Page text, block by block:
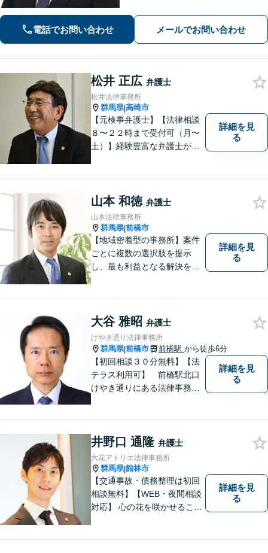
を展開します【高崎駅徒歩15分】
電話でお問い合わせ メールでお問い合わせ
松井 正広 弁護士
松井法律事務所
群馬県|高崎市
【元検事弁護士】【法律相談
８〜２２時まで受付可（月〜
土）】経験豊富な弁護士が事
自主性を尊重し、的確に対応
致します。
詳細を見
る
山本 和徳 弁護士
山本法律事務所
群馬県|前橋市
【地域密着型の事務所】案件
ごとに複数の選択肢を提示
し、最も利益となる解決を目
件・労働問題など、幅広い事
案に対応。高崎・前橋・太
田・伊勢崎などからのご相談
も可能です
詳細を見
る
大谷 雅昭 弁護士
けやき通り法律事務所
群馬県|前橋市 前橋駅 から徒歩6分
【初回相談３０分無料】【法
テラス利用可】 前橋駅北口
けやき通りにある法律事務所
詳細を見
る
井野口 通隆 弁護士
六花アトリエ法律事務所
群馬県|館林市
【交通事故・債務整理は初回
相談無料】【WEB・夜間相談
対応】 心の花を咲かせること
詳細を見
る